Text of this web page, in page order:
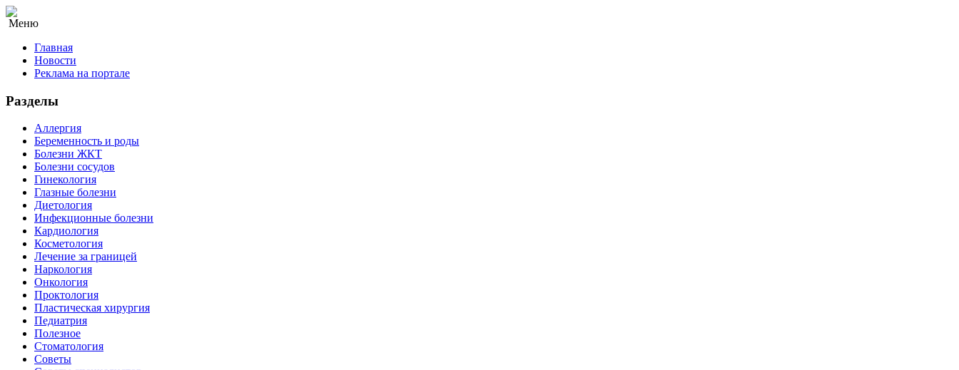
Меню
Главная
Новости
Реклама на портале
Разделы
Аллергия
Беременность и роды
Болезни ЖКТ
Болезни сосудов
Гинекология
Глазные болезни
Диетология
Инфекционные болезни
Кардиология
Косметология
Лечение за границей
Наркология
Онкология
Проктология
Пластическая хирургия
Педиатрия
Полезное
Стоматология
Советы